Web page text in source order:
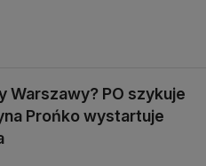
Warszawy? PO szykuje
Prońko wystartuje